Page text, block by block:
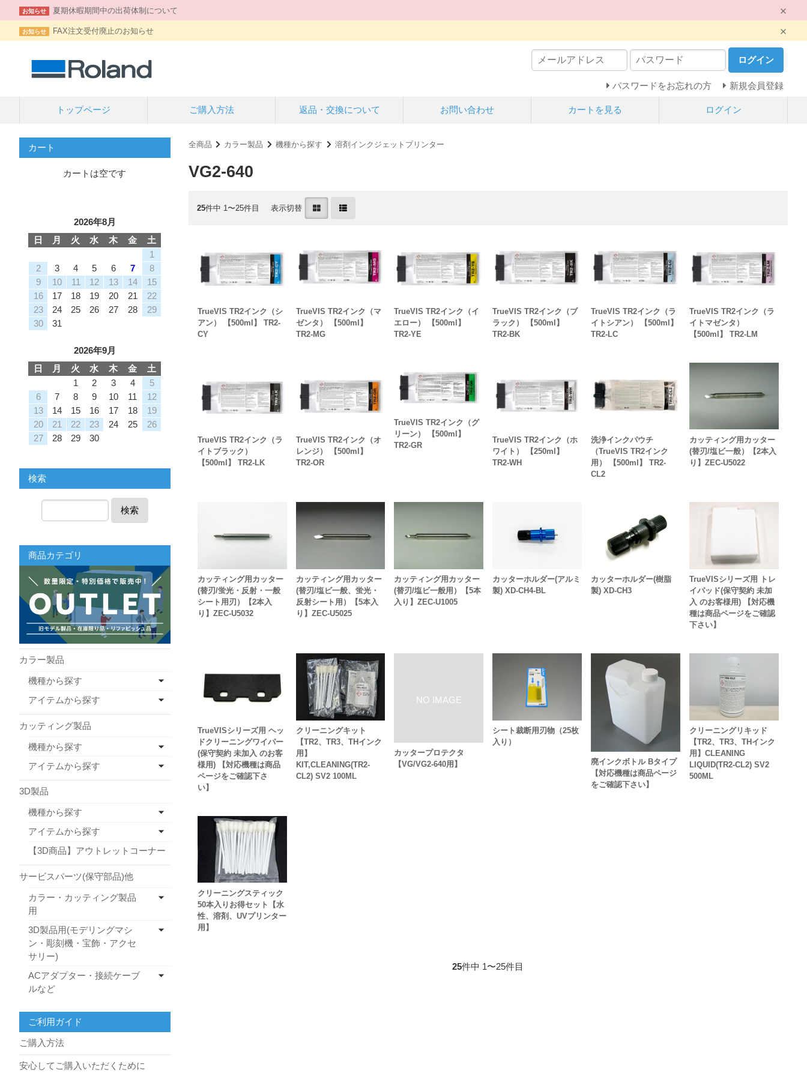
お知らせ 夏期休暇期間中の出荷体制について
お知らせ FAX注文受付廃止のお知らせ
ログイン
パスワードをお忘れの方 新規会員登録
トップページ ご購入方法 返品・交換について お問い合わせ カートを見る ログイン
全商品 カラー製品 機種から探す 溶剤インクジェットプリンター
VG2-640
25件中 1〜25件目 表示切替
TrueVIS TR2インク（シ
アン） 【500ml】 TR2-
CY
TrueVIS TR2インク（マ
ゼンタ） 【500ml】
TR2-MG
TrueVIS TR2インク（イ
エロー） 【500ml】
TR2-YE
TrueVIS TR2インク（ブ
ラック） 【500ml】
TR2-BK
TrueVIS TR2インク（ラ
イトシアン） 【500ml】
TR2-LC
TrueVIS TR2インク（ラ
イトマゼンタ）
【500ml】 TR2-LM
TrueVIS TR2インク（ラ
イトブラック）
【500ml】 TR2-LK
TrueVIS TR2インク（オ
レンジ） 【500ml】
TR2-OR
TrueVIS TR2インク（グ
リーン） 【500ml】
TR2-GR
TrueVIS TR2インク（ホ
ワイト） 【250ml】
TR2-WH
洗浄インクパウチ
（TrueVIS TR2インク
用） 【500ml】 TR2-
CL2
カッティング用カッター
(替刃/塩ビ一般）【2本入
り】ZEC-U5022
カッティング用カッター
(替刃/蛍光・反射・一般
シート用刃）【2本入
り】ZEC-U5032
カッティング用カッター
(替刃/塩ビ一般、蛍光・
反射シート用）【5本入
り】ZEC-U5025
カッティング用カッター
(替刃/塩ビ一般用）【5本
入り】ZEC-U1005
カッターホルダー(アルミ
製) XD-CH4-BL
カッターホルダー(樹脂
製) XD-CH3
TrueVISシリーズ用 トレ
イパッド(保守契約 未加
入 のお客様用) 【対応機
種は商品ページをご確認
下さい】
TrueVISシリーズ用 ヘッ
ドクリーニングワイパー
(保守契約 未加入 のお客
様用) 【対応機種は商品
ページをご確認下さ
い】
クリーニングキット
【TR2、TR3、THインク
用】
KIT,CLEANING(TR2-
CL2) SV2 100ML
カッタープロテクタ
【VG/VG2-640用】
シート裁断用刃物（25枚
入り）
廃インクボトル Bタイプ
【対応機種は商品ページ
をご確認下さい】
クリーニングリキッド
【TR2、TR3、THインク
用】CLEANING
LIQUID(TR2-CL2) SV2
500ML
クリーニングスティック
50本入りお得セット【水
性、溶剤、UVプリンター
用】
25件中 1〜25件目
カート
カートは空です
2026年8月
日
月 火 水 木 金
土
1
2
3 4 5 6 7
8
9
10 11 12 13 14
15
16
17 18 19 20 21
22
23
24 25 26 27 28
29
30
31
2026年9月
日
月 火 水 木 金
土
1
2 3 4
5
6
7 8 9 10 11
12
13
14 15 16 17 18
19
20
21 22 23 24 25
26
27
28 29 30
検索
検索
商品カテゴリ
カラー製品
機種から探す
アイテムから探す
カッティング製品
機種から探す
アイテムから探す
3D製品
機種から探す
アイテムから探す
【3D商品】アウトレットコーナー
サービスパーツ(保守部品)他
カラー・カッティング製品
用
3D製品用(モデリングマシ
ン・彫刻機・宝飾・アクセ
サリー)
ACアダプター・接続ケーブ
ルなど
ご利用ガイド
ご購入方法
安心してご購入いただくために